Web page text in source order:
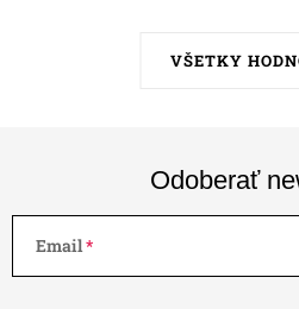
VŠETKY
Odoberať
Email